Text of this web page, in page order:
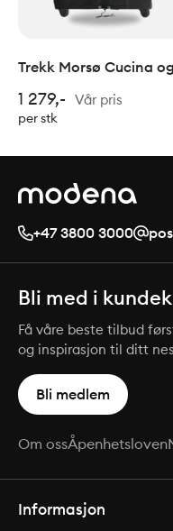
Trekk Morsø Cucina og
1 279,- Vår pris
per stk
+47 3800 3000
Bli med i
Få våre beste tilbud
og inspirasjon til ditt
Bli medlem
Om ossÅpenhetsloven
Informasjon